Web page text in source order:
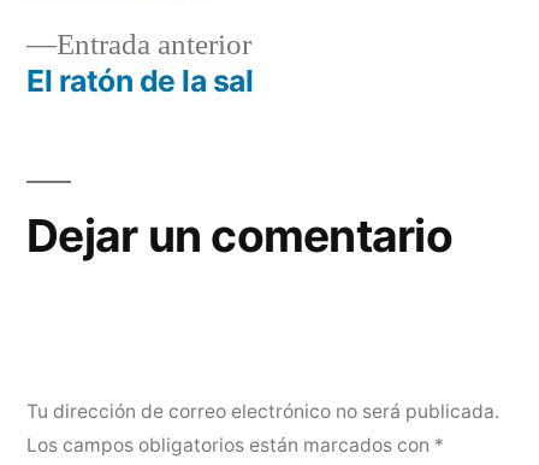
entradas
Entrada anteriorEntrada
anterior:
El ratón de la sal
Dejar un comentario
Tu dirección de correo electrónico no será publicada.
Los campos obligatorios están marcados con *